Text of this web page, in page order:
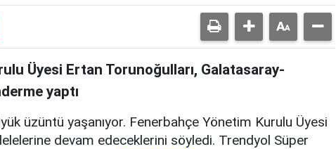
Üyesi Ertan Torunoğulları, Galatasaray-
yaptı
üzüntü yaşanıyor. Fenerbahçe Yönetim Kurulu Üyesi
devam edeceklerini söyledi. Trendyol Süper